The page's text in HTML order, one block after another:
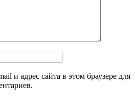
и адрес сайта в этом браузере для